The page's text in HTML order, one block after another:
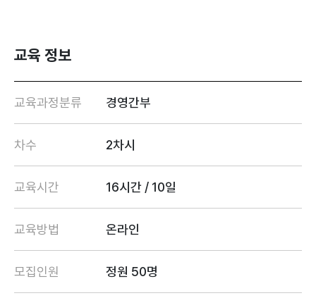
교육 정보
교육과정분류 경영간부
차수 2차시
교육시간 16시간 / 10일
교육방법 온라인
모집인원 정원 50명